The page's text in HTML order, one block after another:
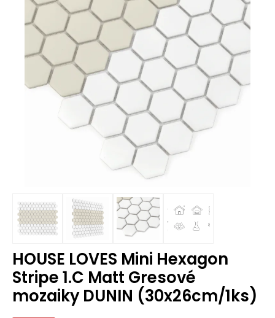
HOUSE LOVES Mini Hexagon
Stripe 1.C Matt Gresové
mozaiky DUNIN (30x26cm/1ks)